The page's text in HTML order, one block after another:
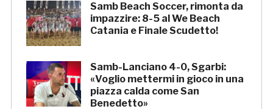
Samb Beach Soccer, rimonta da
impazzire: 8-5 al We Beach
Catania e Finale Scudetto!
Samb-Lanciano 4-0, Sgarbi:
«Voglio mettermi in gioco in una
piazza calda come San
Benedetto»